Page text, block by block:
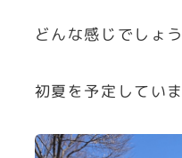
どんな感じでしょう
初夏を予定してい